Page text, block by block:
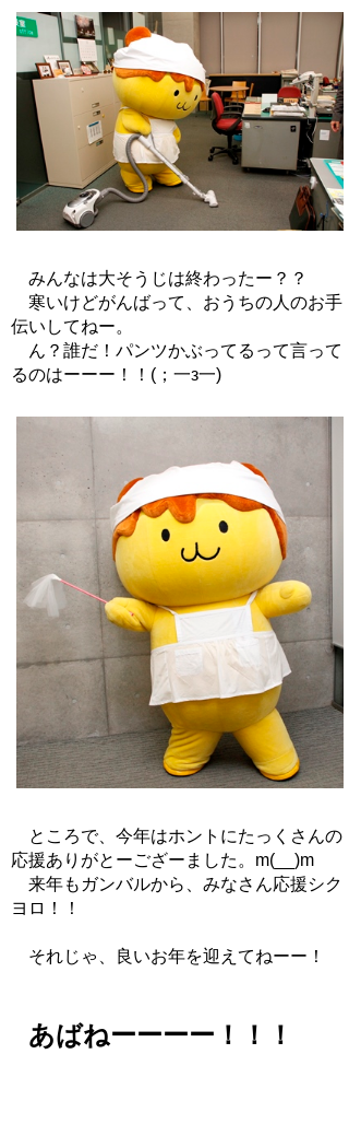
みんなは大そうじは終わったー？？
寒いけどがんばって、おうちの人のお手
伝いしてねー。
ん？誰だ！パンツかぶってるって言って
るのはーーー！！(；一з一)
ところで、今年はホントにたっくさんの
応援ありがとーござーました。m(__)m
来年もガンバルから、みなさん応援シク
ヨロ！！
それじゃ、良いお年を迎えてねーー！
あばねーーーー！！！